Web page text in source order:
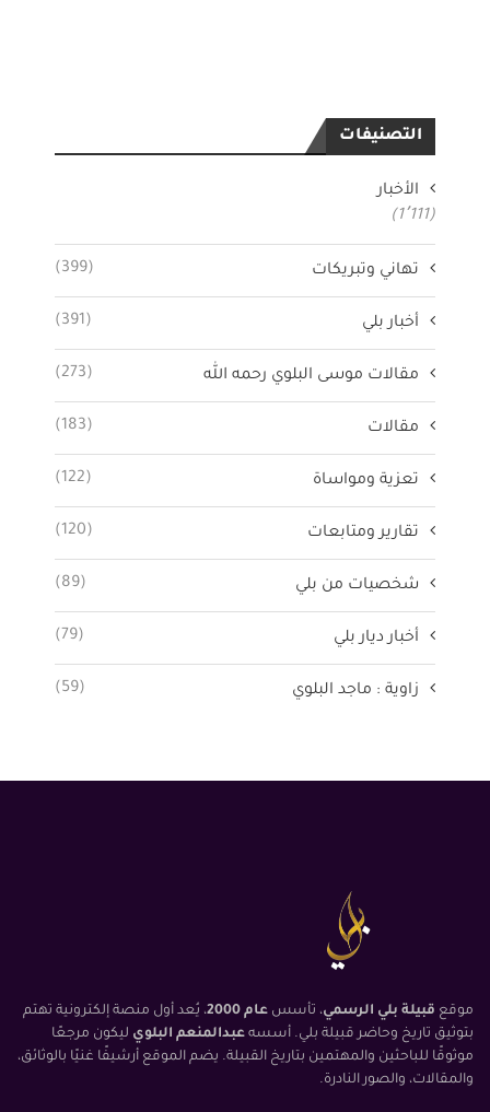
التصنيفات
الأخبار
(1٬111)
تهاني وتبريكات (399)
أخبار بلي (391)
مقالات موسى البلوي رحمه الله (273)
مقالات (183)
تعزية ومواساة (122)
تقارير ومتابعات (120)
شخصيات من بلي (89)
أخبار ديار بلي (79)
زاوية : ماجد البلوي (59)
موقع قبيلة بلي الرسمي، تأسس عام 2000
، يُعد أول منصة إلكترونية تهتم
بتوثيق تاريخ وحاضر قبيلة بلي. أسسه عبدالمنعم البلوي ليكون مرجعًا
موثوقًا للباحثين والمهتمين بتاريخ القبيلة. يضم الموقع أرشيفًا غنيًا بالوثائق،
والمقالات، والصور النادرة.